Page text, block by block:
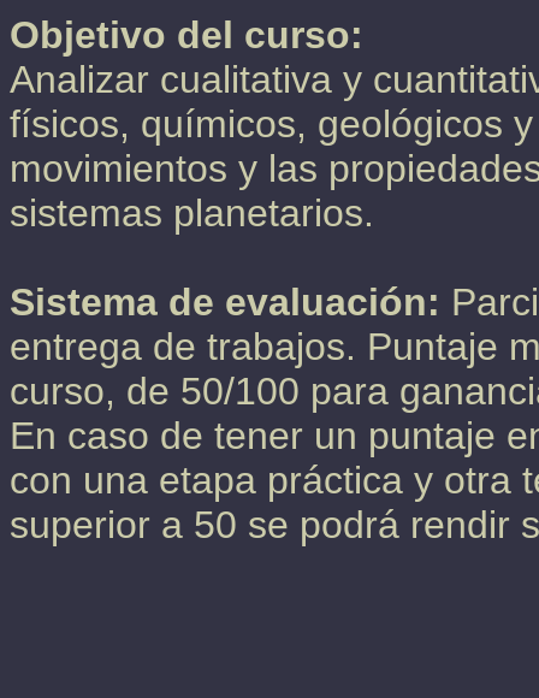
Objetivo del curso:
Analizar cualitativa y
físicos, químicos, geológicos
movimientos y las
sistemas planetarios.
Sistema de evaluación:
entrega de trabajos. Puntaje
curso, de 50/100 para
En caso de tener un puntaje
con una etapa práctica y otra
superior a 50 se podrá rendir